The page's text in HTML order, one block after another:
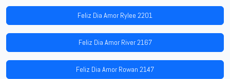
Feliz Dia Amor Rylee 2201
Feliz Dia Amor River 2167
Feliz Dia Amor Rowan 2147